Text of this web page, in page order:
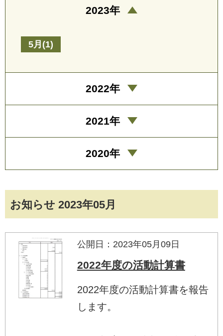
お知らせ 2023年05月
公開日：2023年05月09日
2022年度の活動計算書
2022年度の活動計算書を報告
します。
2023年
5月(1)
2022年
2021年
2020年